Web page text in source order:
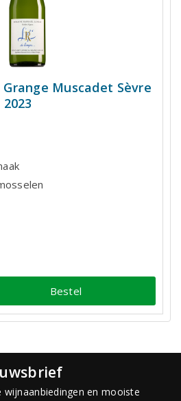
Muscadet Sèvre
Bestel
wijnaanbiedingen en mooiste